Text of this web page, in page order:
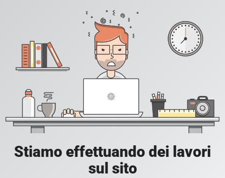
Stiamo effettuando dei lavori
sul sito